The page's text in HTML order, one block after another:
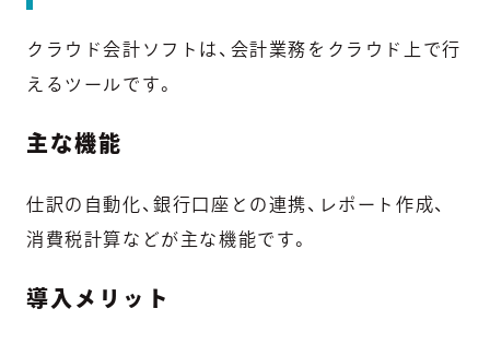
クラウド会計ソフトは、会計業務をクラウド上で行
えるツールです。
主な機能
仕訳の自動化、銀行口座との連携、レポート作成、
消費税計算などが主な機能です。
導入メリット